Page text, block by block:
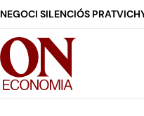
NEGOCI SILENCIÓS PRAT